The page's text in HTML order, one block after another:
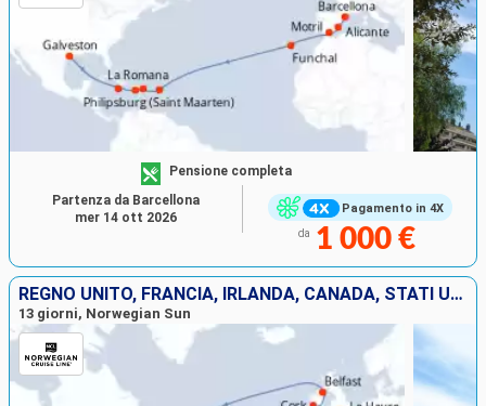
Pagamento in 4X
Pensione completa
da 1 000 €
Partenza da Barcellona
mer 14 ott 2026
REGNO UNITO, FRANCIA, IRLANDA, CANADA, STATI UNITI
13 giorni, Norwegian Sun